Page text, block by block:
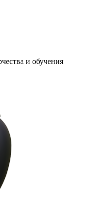
и обучения